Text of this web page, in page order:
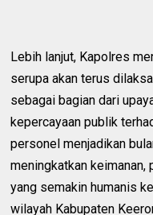
Lebih lanjut, Kapolres
serupa akan terus
sebagai bagian dari
kepercayaan publik
personel menjadikan
meningkatkan
yang semakin humanis
wilayah Kabupaten